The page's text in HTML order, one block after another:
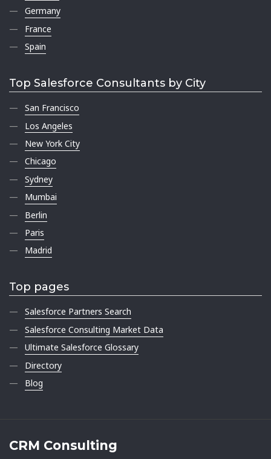
Germany
France
Spain
Top Salesforce Consultants by City
San Francisco
Los Angeles
New York City
Chicago
Sydney
Mumbai
Berlin
Paris
Madrid
Top pages
Salesforce Partners Search
Salesforce Consulting Market Data
Ultimate Salesforce Glossary
Directory
Blog
CRM Consulting